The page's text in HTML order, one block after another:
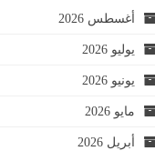
أغسطس 2026
يوليو 2026
يونيو 2026
مايو 2026
أبريل 2026